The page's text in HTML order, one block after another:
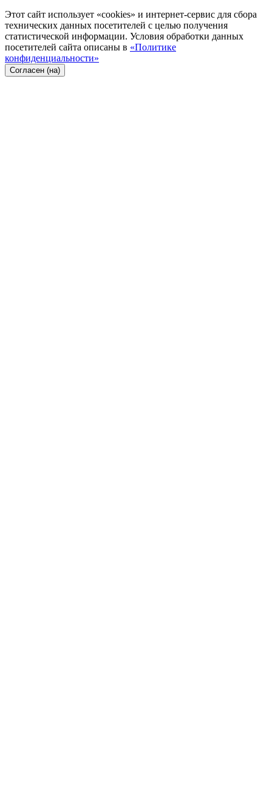
Этот сайт использует «cookies» и интернет-сервис для сбора
технических данных посетителей с целью получения
статистической информации. Условия обработки данных
посетителей сайта описаны в «Политике
конфиденциальности»
Согласен (на)